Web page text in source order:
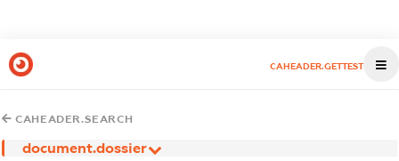
CAHEADER.GETTEST
CAHEADER.SEARCH
document.dossier